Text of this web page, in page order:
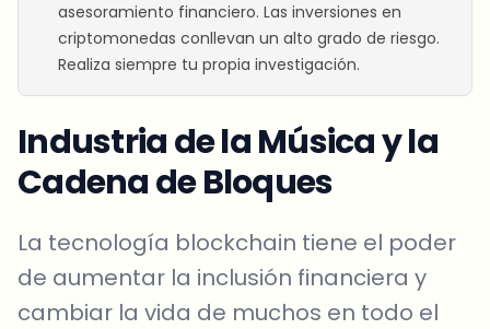
asesoramiento financiero. Las inversiones en
criptomonedas conllevan un alto grado de riesgo.
Realiza siempre tu propia investigación.
Industria de la Música y la
Cadena de Bloques
La tecnología blockchain tiene el poder
de aumentar la inclusión financiera y
cambiar la vida de muchos en todo el